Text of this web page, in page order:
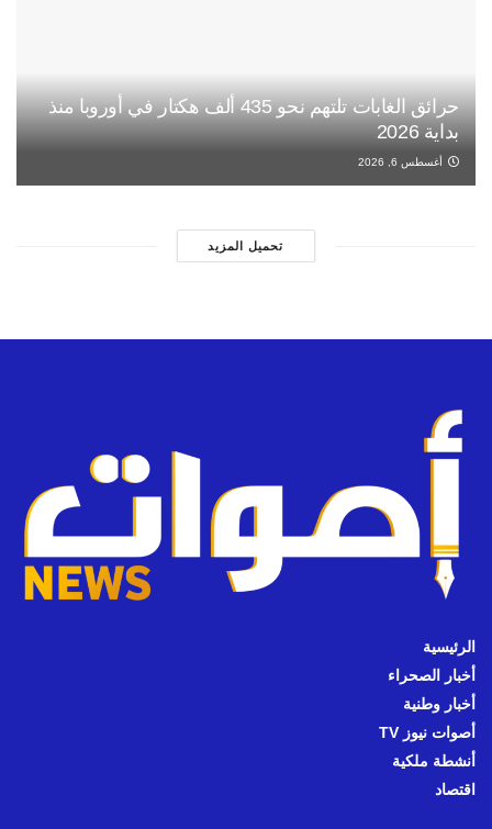
حرائق الغابات تلتهم نحو 435 ألف هكتار في أوروبا منذ
بداية 2026
أغسطس 6, 2026
تحميل المزيد
الرئيسية
أخبار الصحراء
أخبار وطنية
أصوات نيوز TV
أنشطة ملكية
اقتصاد